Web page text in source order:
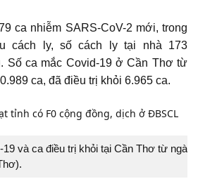
ca nhiễm SARS-CoV-2 mới, trong
cách ly, số cách ly tại nhà 173
Số ca mắc Covid-19 ở Cần Thơ từ
ca, đã điều trị khỏi 6.965 ca.
và ca điều trị khỏi tại Cần Thơ từ ngày